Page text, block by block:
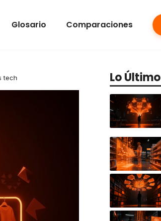
Glosario Comparaciones
tech Lo Último